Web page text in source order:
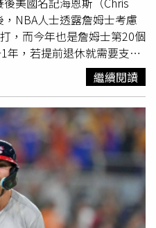
NBA人士透露詹姆士考慮
，而今年也是詹姆士第20個
年，若提前退休就需要支付
美國知名
體育記者海恩斯在
聯盟消息人士告訴他，洛杉
否會在2023-24賽季，繼續
役。詹姆士和湖人的合約還
項），體力與表現都不輸年
休的消息，震撼世界籃壇。
本季也成為NBA的史上得分
士（Ronny James）進入
紀錄後再退休，沒想到現在
本人並未對此回應。
繼續閱讀